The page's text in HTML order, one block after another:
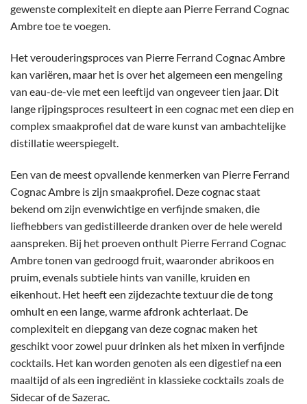
gewenste complexiteit en diepte aan Pierre Ferrand Cognac
Ambre toe te voegen.
Het verouderingsproces van Pierre Ferrand Cognac Ambre
kan variëren, maar het is over het algemeen een mengeling
van eau-de-vie met een leeftijd van ongeveer tien jaar. Dit
lange rijpingsproces resulteert in een cognac met een diep en
complex smaakprofiel dat de ware kunst van ambachtelijke
distillatie weerspiegelt.
Een van de meest opvallende kenmerken van Pierre Ferrand
Cognac Ambre is zijn smaakprofiel. Deze cognac staat
bekend om zijn evenwichtige en verfijnde smaken, die
liefhebbers van gedistilleerde dranken over de hele wereld
aanspreken. Bij het proeven onthult Pierre Ferrand Cognac
Ambre tonen van gedroogd fruit, waaronder abrikoos en
pruim, evenals subtiele hints van vanille, kruiden en
eikenhout. Het heeft een zijdezachte textuur die de tong
omhult en een lange, warme afdronk achterlaat. De
complexiteit en diepgang van deze cognac maken het
geschikt voor zowel puur drinken als het mixen in verfijnde
cocktails. Het kan worden genoten als een digestief na een
maaltijd of als een ingrediënt in klassieke cocktails zoals de
Sidecar of de Sazerac.